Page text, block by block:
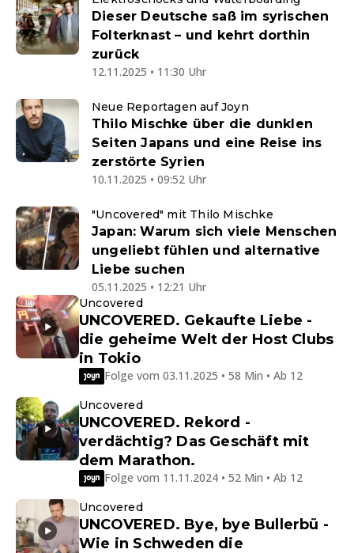
Dieser Deutsche saß im syrischen
Folterknast – und kehrt dorthin
zurück
12.11.2025 • 11:30 Uhr
Neue Reportagen auf Joyn
Thilo Mischke über die dunklen
Seiten Japans und eine Reise ins
zerstörte Syrien
10.11.2025 • 09:52 Uhr
"Uncovered" mit Thilo Mischke
Japan: Warum sich viele Menschen
ungeliebt fühlen und alternative
Liebe suchen
05.11.2025 • 12:21 Uhr
Uncovered
UNCOVERED. Gekaufte Liebe -
die geheime Welt der Host Clubs
in Tokio
Folge vom 03.11.2025 • 58 Min • Ab 12
Uncovered
UNCOVERED. Rekord -
verdächtig? Das Geschäft mit
dem Marathon.
Folge vom 11.11.2024 • 52 Min • Ab 12
Uncovered
UNCOVERED. Bye, bye Bullerbü -
Wie in Schweden die